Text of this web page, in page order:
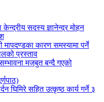
सदस्य ज्ञानेन्द्र मोहन
कारण समस्यामा पर्ने
प्रस्ताव
मजबुत बन्दै गएको
घिमिरे सहित उत्कृष्ठ कार्य गर्ने ३